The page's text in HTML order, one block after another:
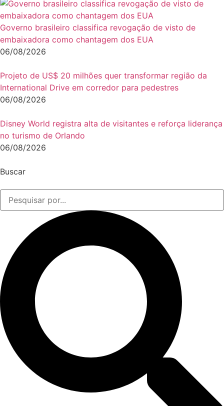
Governo brasileiro classifica revogação de visto de
embaixadora como chantagem dos EUA
06/08/2026
Projeto de US$ 20 milhões quer transformar região da
International Drive em corredor para pedestres
06/08/2026
Disney World registra alta de visitantes e reforça liderança
no turismo de Orlando
06/08/2026
Buscar